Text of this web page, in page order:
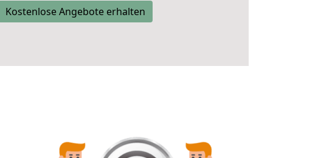
Kostenlose Angebote erhalten